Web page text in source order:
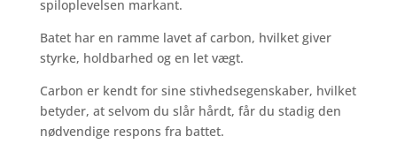
spiloplevelsen markant.
Batet har en ramme lavet af carbon, hvilket giver
styrke, holdbarhed og en let vægt.
Carbon er kendt for sine stivhedsegenskaber, hvilket
betyder, at selvom du slår hårdt, får du stadig den
nødvendige respons fra battet.